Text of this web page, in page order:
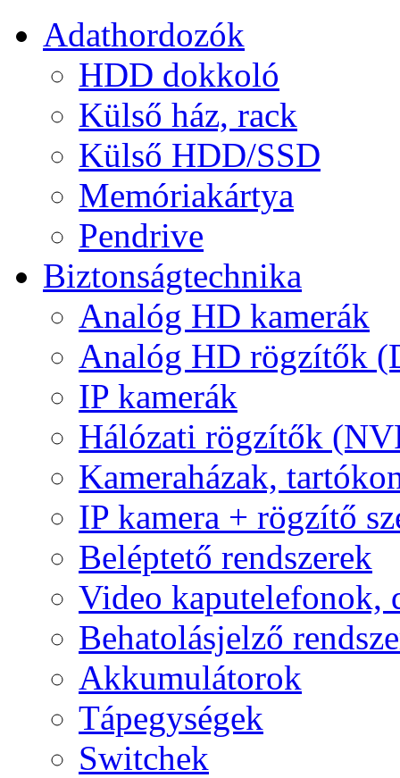
Adathordozók
HDD dokkoló
Külső ház, rack
Külső HDD/SSD
Memóriakártya
Pendrive
Biztonságtechnika
Analóg HD kamerák
Analóg HD rögzítők
IP kamerák
Hálózati rögzítők
Kameraházak,
IP kamera + rögzítő
Beléptető rendszerek
Video kaputelefonok,
Behatolásjelző
Akkumulátorok
Tápegységek
Switchek